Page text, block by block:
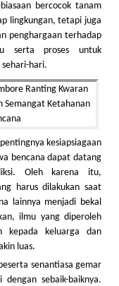
bercocok tanam
lingkungan, tetapi juga
penghargaan terhadap
serta proses untuk
sehari-hari.
kesiapsiagaan
bencana dapat datang
Oleh karena itu,
harus dilakukan saat
lainnya menjadi bekal
ilmu yang diperoleh
kepada keluarga dan
luas.
senantiasa gemar
sebaik-baiknya.